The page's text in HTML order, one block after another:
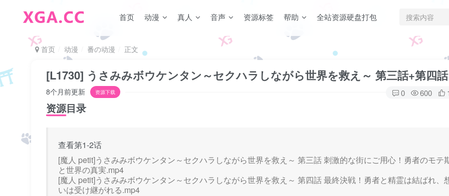
首页 动漫 真人 音声 资源标签 帮助 全站资源硬盘打包
首页 动漫 番の动漫 正文
[L1730] うさみみボウケンタン～セクハラしながら世界を救え～ 第三話+第四話
8个月前更新 资源下载 0 600
资源目录
查看第1-2话
[魔人 petit]うさみみボウケンタン～セクハラしながら世界を救え～ 第三話 刺激的な街にご用心！勇者のモテ
と世界の真実.mp4
[魔人 petit]うさみみボウケンタン～セクハラしながら世界を救え～ 第四話 最終決戦！勇者と精霊は結ばれ、
いは受け継がれる.mp4